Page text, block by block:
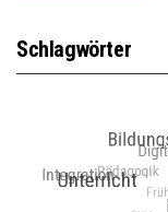
Schlagwörter